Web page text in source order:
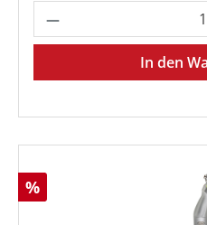
Produkt Anzahl:
In den
Rabatt
%